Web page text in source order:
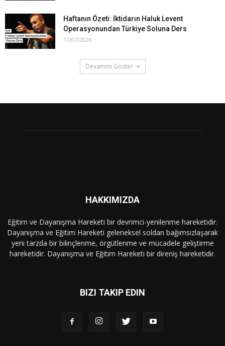
Haftanın Özeti: İktidarın Haluk Levent
Operasyonundan Türkiye Soluna Ders
17/07/2026
Devamını Göster
HAKKIMIZDA
Eğitim ve Dayanışma Hareketi bir devrimci-yenilenme hareketidir.
Dayanışma ve Eğitim Hareketi geleneksel soldan bağımsızlaşarak
yeni tarzda bir bilinçlenme, örgütlenme ve mücadele geliştirme
hareketidir. Dayanışma ve Eğitim Hareketi bir direniş hareketidir.
BIZI TAKIP EDIN